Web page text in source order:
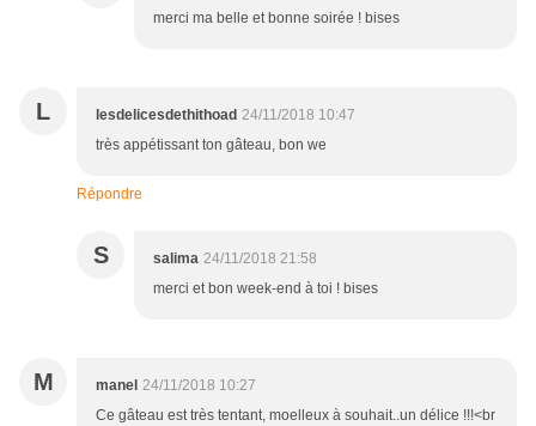
merci ma belle et bonne soirée ! bises
L lesdelicesdethithoad 24/11/2018 10:47
très appétissant ton gâteau, bon we
Répondre
S salima 24/11/2018 21:58
merci et bon week-end à toi ! bises
M manel 24/11/2018 10:27
Ce gâteau est très tentant, moelleux à souhait..un délice !!!<br